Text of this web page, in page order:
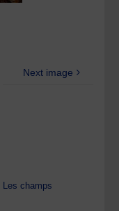
Next image
Les champs